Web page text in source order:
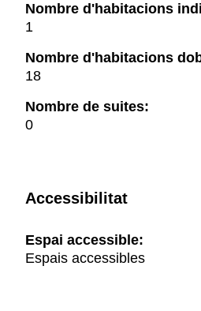
Nombre d'habitacions
1
Nombre d'habitacions
18
Nombre de suites:
0
Accessibilitat
Espai accessible:
Espais accessibles